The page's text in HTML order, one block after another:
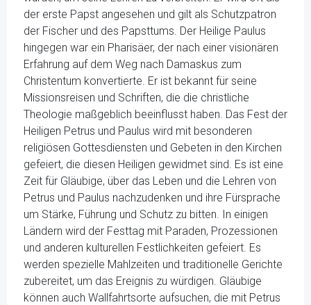
der erste Papst angesehen und gilt als Schutzpatron
der Fischer und des Papsttums. Der Heilige Paulus
hingegen war ein Pharisäer, der nach einer visionären
Erfahrung auf dem Weg nach Damaskus zum
Christentum konvertierte. Er ist bekannt für seine
Missionsreisen und Schriften, die die christliche
Theologie maßgeblich beeinflusst haben. Das Fest der
Heiligen Petrus und Paulus wird mit besonderen
religiösen Gottesdiensten und Gebeten in den Kirchen
gefeiert, die diesen Heiligen gewidmet sind. Es ist eine
Zeit für Gläubige, über das Leben und die Lehren von
Petrus und Paulus nachzudenken und ihre Fürsprache
um Stärke, Führung und Schutz zu bitten. In einigen
Ländern wird der Festtag mit Paraden, Prozessionen
und anderen kulturellen Festlichkeiten gefeiert. Es
werden spezielle Mahlzeiten und traditionelle Gerichte
zubereitet, um das Ereignis zu würdigen. Gläubige
können auch Wallfahrtsorte aufsuchen, die mit Petrus